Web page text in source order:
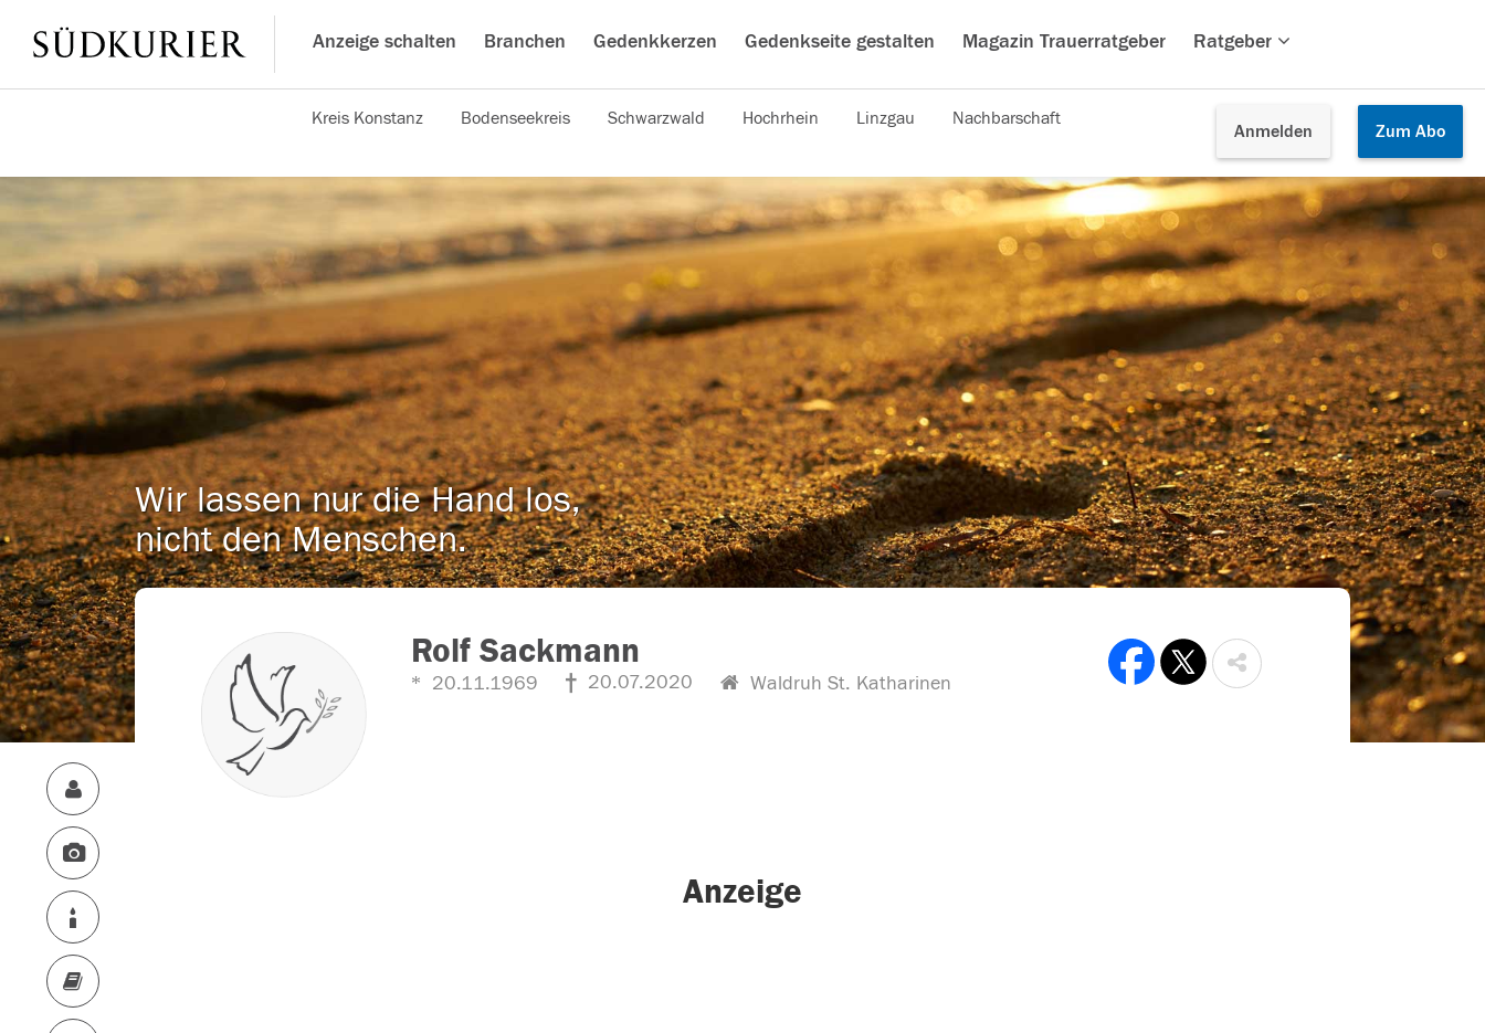
Anzeige schalten Branchen Gedenkkerzen Gedenkseite gestalten Magazin Trauerratgeber Ratgeber
Anmelden Zum Abo
Kreis Konstanz Bodenseekreis Schwarzwald Hochrhein Linzgau Nachbarschaft
Wir lassen nur die Hand los,
nicht den Menschen.
Rolf Sackmann
20.11.1969 20.07.2020 Waldruh St. Katharinen
Anzeige